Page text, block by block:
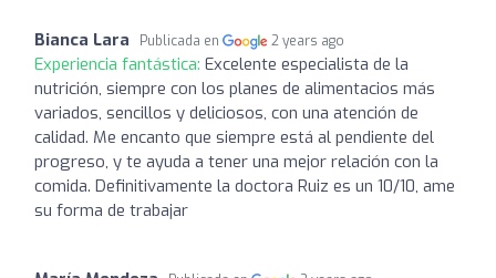
Bianca Lara Publicada en 2 years ago
Experiencia fantástica: Excelente especialista de la
nutrición, siempre con los planes de alimentacios más
variados, sencillos y deliciosos, con una atención de
calidad. Me encanto que siempre está al pendiente del
progreso, y te ayuda a tener una mejor relación con la
comida. Definitivamente la doctora Ruiz es un 10/10, ame
su forma de trabajar